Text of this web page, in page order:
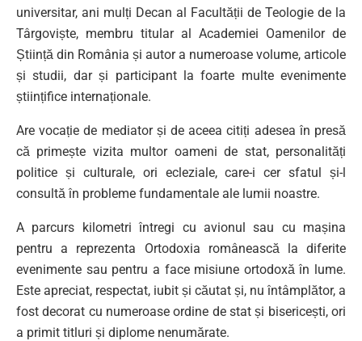
universitar, ani mulți Decan al Facultății de Teologie de la
Târgoviște, membru titular al Academiei Oamenilor de
Știință din România și autor a numeroase volume, articole
și studii, dar și participant la foarte multe evenimente
științifice internaționale.
Are vocație de mediator și de aceea citiți adesea în presă
că primește vizita multor oameni de stat, personalități
politice și culturale, ori ecleziale, care-i cer sfatul și-l
consultă în probleme fundamentale ale lumii noastre.
A parcurs kilometri întregi cu avionul sau cu mașina
pentru a reprezenta Ortodoxia românească la diferite
evenimente sau pentru a face misiune ortodoxă în lume.
Este apreciat, respectat, iubit și căutat și, nu întâmplător, a
fost decorat cu numeroase ordine de stat și bisericești, ori
a primit titluri și diplome nenumărate.